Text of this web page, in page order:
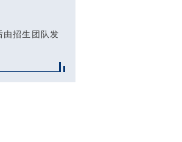
由招生团队发